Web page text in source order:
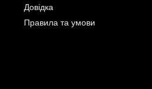
Довідка
Правила та умови